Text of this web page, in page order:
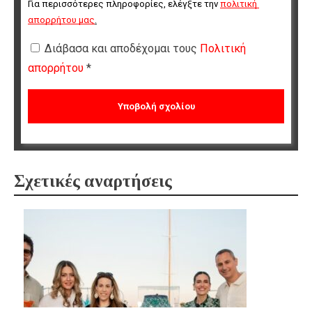
Για περισσότερες πληροφορίες, ελέγξτε την πολιτική
απορρήτου μας.
Διάβασα και αποδέχομαι τους Πολιτική
απορρήτου *
Σχετικές αναρτήσεις